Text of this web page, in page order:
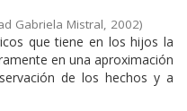
Gabriela Mistral, 2002)
que tiene en los hijos la
en una aproximación
de los hechos y a